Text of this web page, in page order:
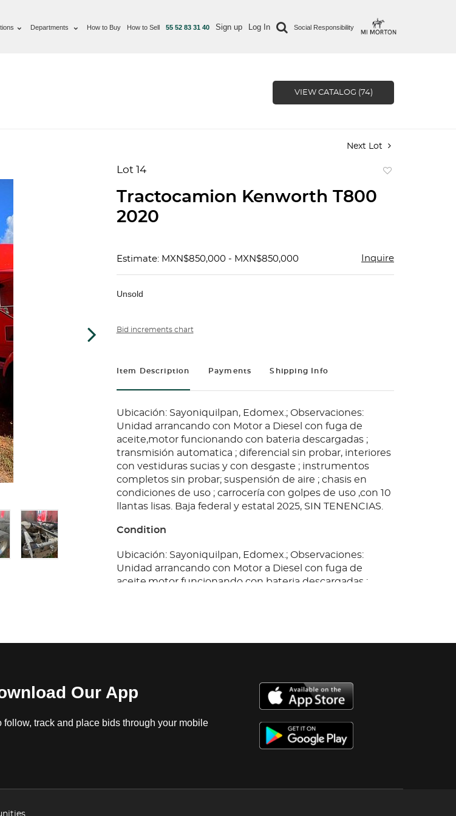
Departments How to Buy How to Sell 55 52 83 31 40 Sign up Log In Social Responsibility
VIEW CATALOG (74)
Next Lot
Lot 14
favorite
Tractocamion Kenworth T800
2020
Estimate: MXN$850,000 - MXN$850,000 Inquire
Unsold
Bid increments chart
Item Description Payments Shipping Info
Ubicación: Sayoniquilpan, Edomex.; Observaciones:
Unidad arrancando con Motor a Diesel con fuga de
aceite,motor funcionando con bateria descargadas ;
transmisión automatica ; diferencial sin probar, interiores
con vestiduras sucias y con desgaste ; instrumentos
completos sin probar; suspensión de aire ; chasis en
condiciones de uso ; carrocería con golpes de uso ,con 10
llantas lisas. Baja federal y estatal 2025, SIN TENENCIAS.
Condition
Ubicación: Sayoniquilpan, Edomex.; Observaciones:
Unidad arrancando con Motor a Diesel con fuga de
aceite,motor funcionando con bateria descargadas ;
Our App
follow, track and place bids through your mobile